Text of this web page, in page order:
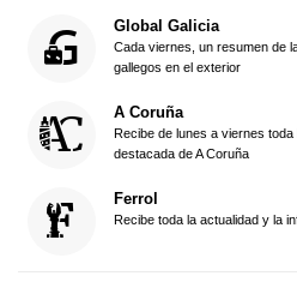
Global Galicia
Cada viernes, un resumen de
gallegos en el exterior
A Coruña
Recibe de lunes a viernes
destacada de A Coruña
Ferrol
Recibe toda la actualidad y la